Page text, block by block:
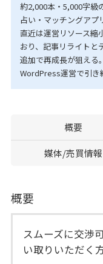
約2,000本・5,000字級
占い・マッチングアプ
直近は運営リソース縮
おり、記事リライトと
追加で再成長が狙える。
WordPress運営で引き
概要
媒体/売買情報
概要
スムーズに交渉
い取りいただく